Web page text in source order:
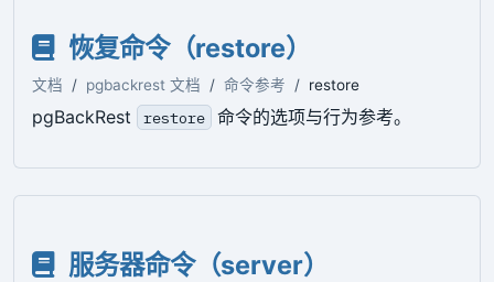
恢复命令（restore）
文档 pgbackrest 文档 命令参考 restore
pgBackRest restore 命令的选项与行为参考。
服务器命令（server）